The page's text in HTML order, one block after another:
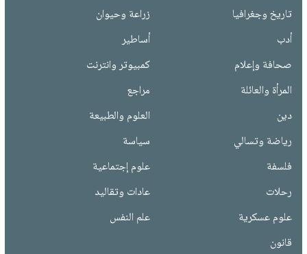
تاريخ وجغرافيا
زراعة وحيوان
أدب
أساطير
صحافة وإعلام
كمبيوتر وانترنت
المرأة والعائلة
مراجع
دين
العلوم والطبيعة
رياضة وتسالي
سياسة
فلسفة
علوم إجتماعية
رحلات
عادات وتقاليد
علوم عسكرية
علم النفس
قانون